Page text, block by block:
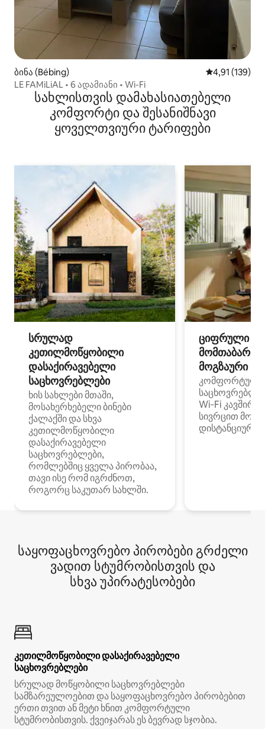
ბინა (Bébing) საშუალო
4,91 (139)
LE FAMiLiAL • 6 ადამიანი • Wi-Fi
სახლისთვის დამახასიათებელი
კომფორტი და შესანიშნავი
ყოველთვიური ტარიფები
სრულად
კეთილმოწყობილი
დასაქირავებელი
საცხოვრებლები
ხის სახლები მთაში,
მოსახერხებელი ბინები
ქალაქში და სხვა
კეთილმოწყობილი
დასაქირავებელი
საცხოვრებლები,
რომლებშიც ყველა პირობაა,
თავი ისე რომ იგრძნოთ,
როგორც საკუთარ სახლში.
ციფრული
მოგზაური
კომფორტული
Wi‑Fi
სივრცით
დისტანციური
საყოფაცხოვრებო პირობები გრძელი
ვადით სტუმრობისთვის და
სხვა უპირატესობები
კეთილმოწყობილი დასაქირავებელი
საცხოვრებლები
სრულად მოწყობილი საცხოვრებლები
სამზარეულოებით და საყოფაცხოვრებო პირობებით
ერთი თვით ან მეტი ხნით კომფორტული
სტუმრობისთვის. ქვეიჯარას ეს ბევრად სჯობია.